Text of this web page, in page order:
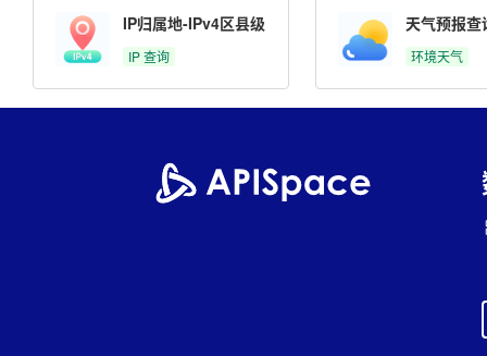
IP归属地-IPv4区县级
IP 查询
天气预报查
环境天气